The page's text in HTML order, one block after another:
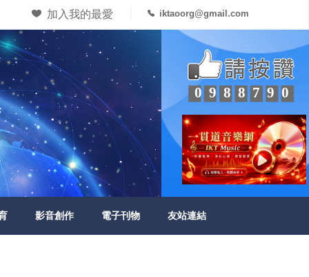
加入我的最愛 iktaoorg@gmail.com
0988790
影音創作 電子刊物 友站連結